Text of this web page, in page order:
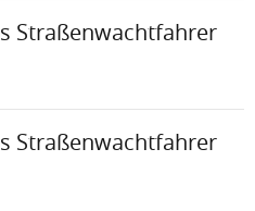
Straßenwachtfahrer
Straßenwachtfahrer